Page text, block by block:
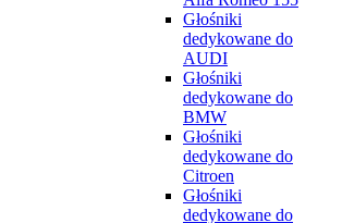
Głośniki
dedykowane do
AUDI
Głośniki
dedykowane do
BMW
Głośniki
dedykowane do
Citroen
Głośniki
dedykowane do